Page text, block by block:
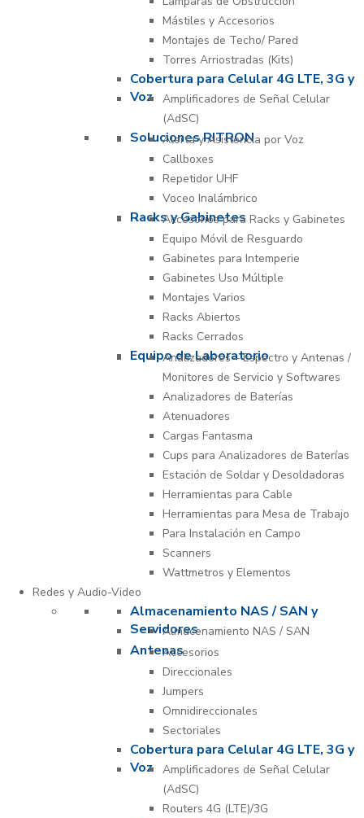
Mástiles y Accesorios
Montajes de Techo/ Pared
Torres Arriostradas (Kits)
Cobertura para Celular 4G LTE, 3G y
Voz
Amplificadores de Señal Celular
(AdSC)
Soluciones RITRON
Alerta y Asistencia por Voz
Callboxes
Repetidor UHF
Voceo Inalámbrico
Racks y Gabinetes
Accesorios para Racks y Gabinetes
Equipo Móvil de Resguardo
Gabinetes para Intemperie
Gabinetes Uso Múltiple
Montajes Varios
Racks Abiertos
Racks Cerrados
Equipo de Laboratorio
Analizadores – Espectro y Antenas /
Monitores de Servicio y Softwares
Analizadores de Baterías
Atenuadores
Cargas Fantasma
Cups para Analizadores de Baterías
Estación de Soldar y Desoldadoras
Herramientas para Cable
Herramientas para Mesa de Trabajo
Para Instalación en Campo
Scanners
Wattmetros y Elementos
Redes y Audio-Video
Almacenamiento NAS / SAN y
Servidores
Almacenamiento NAS / SAN
AntenasAccesorios
Direccionales
Jumpers
Omnidireccionales
Sectoriales
Cobertura para Celular 4G LTE, 3G y
Voz
Amplificadores de Señal Celular
(AdSC)
Routers 4G (LTE)/3G